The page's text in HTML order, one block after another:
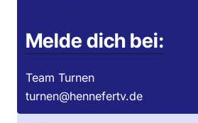
Melde dich bei:
Team Turnen
turnen@hennefertv.de